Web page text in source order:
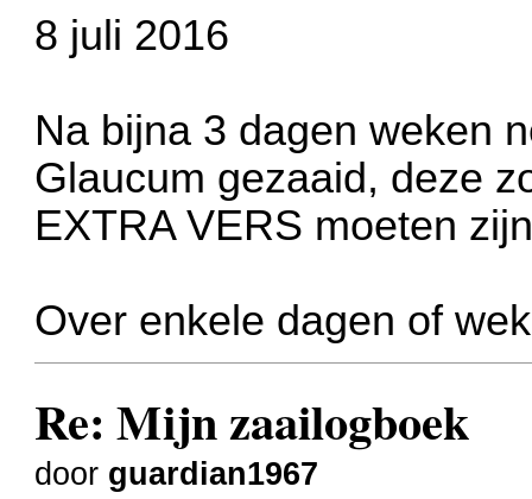
8 juli 2016
Na bijna 3 dagen weken
Glaucum gezaaid, deze
EXTRA VERS moeten
Over enkele dagen of
Re: Mijn zaailogboek
door guardian1967